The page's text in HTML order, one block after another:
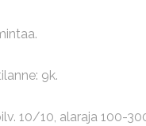
9k.
10/10, alaraja 100-